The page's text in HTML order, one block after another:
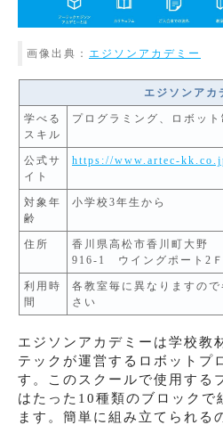
画像出典： エジソンアカデミー
エジソンアカ
学べる
スキル
プログラミング、ロボット
公式サ
イト
https://www.artec-
対象年
齢
小学校3年生から
住所
香川県高松市香川町大野
916-1 ウイングポート2Ｆ
利用時
間
各教室毎に異なりますの
さい
エジソンアカデミーは学校教
テックが運営するロボットプ
す。このスクールで使用する
はたった10種類のブロックで
ます。簡単に組み立てられる